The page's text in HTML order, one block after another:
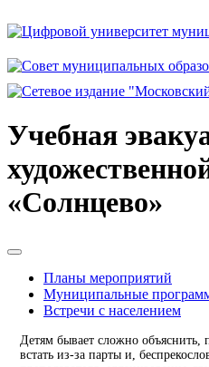
Учебная
«Солнцево»
Планы мероприятий
Муниципальные
Встречи с населением
Детям бывает сложно
встать из-за парты и,